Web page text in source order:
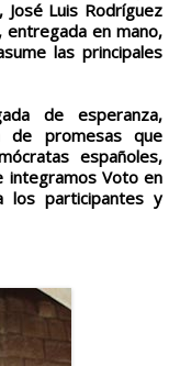
Luis Rodríguez
en mano,
las principales
de esperanza,
de promesas que
españoles,
integramos Voto en
los participantes y